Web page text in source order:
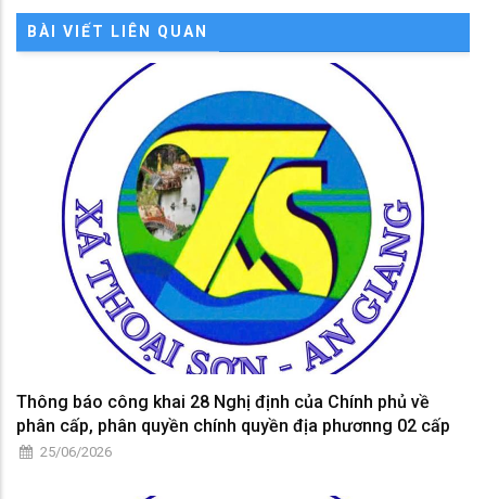
BÀI VIẾT LIÊN QUAN
Thông báo công khai 28 Nghị định của Chính phủ về
phân cấp, phân quyền chính quyền địa phươnng 02 cấp
25/06/2026